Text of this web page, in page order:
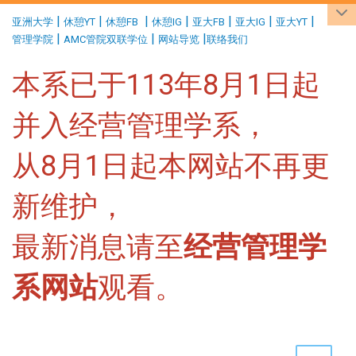
亚洲大学 | 休憩YT | 休憩FB | 休憩IG | 亚大FB | 亚大IG | 亚大YT |
管理学院 | AMC管院双联学位 | 网站导览 |联络我们
本系已于113年8月1日起
并入经营管理学系，
从8月1日起本网站不再更
新维护，
最新消息请至经营管理学
系网站观看。